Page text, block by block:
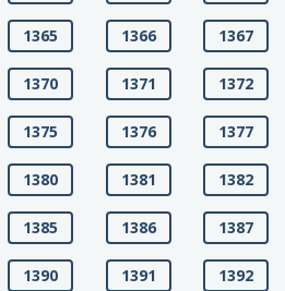
1365 1366 1367
1370 1371 1372
1375 1376 1377
1380 1381 1382
1385 1386 1387
1390 1391 1392